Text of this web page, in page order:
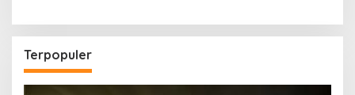
Terpopuler